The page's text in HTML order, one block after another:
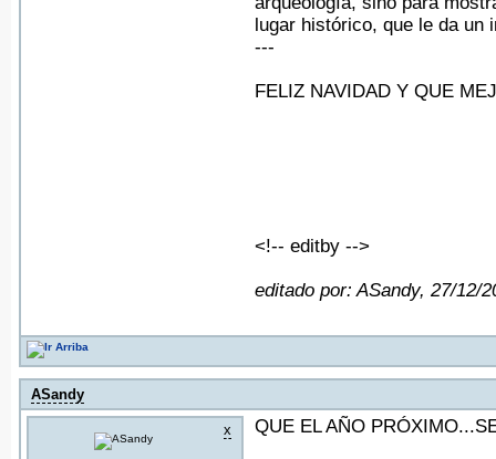
lugar histórico, que le da un
---
FELIZ NAVIDAD Y QUE
<!-- editby -->
editado por: ASandy, 27/12/
ASandy
x QUE EL AÑO